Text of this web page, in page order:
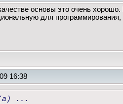
основы это очень
для программирования,
16:38
...